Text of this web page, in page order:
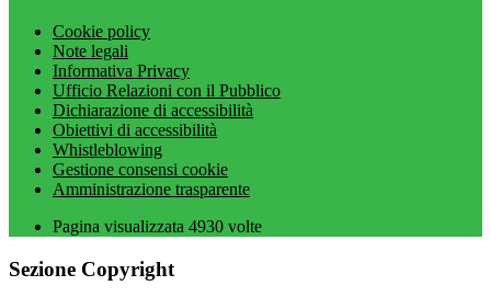
Cookie policy
Note legali
Informativa Privacy
Ufficio Relazioni con il Pubblico
Dichiarazione di accessibilità
Obiettivi di accessibilità
Whistleblowing
Gestione consensi cookie
Amministrazione trasparente
Pagina visualizzata 4930 volte
Sezione Copyright